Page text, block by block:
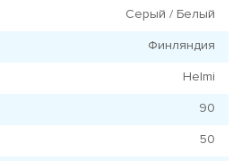
Серый / Белый
Финляндия
Helmi
90
50